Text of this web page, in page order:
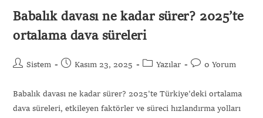
Babalık davası ne kadar sürer? 2025’te
ortalama dava süreleri
Sistem Kasım 23, 2025 Yazılar 0 Yorum
Babalık davası ne kadar sürer? 2025'te Türkiye'deki ortalama
dava süreleri, etkileyen faktörler ve süreci hızlandırma yolları